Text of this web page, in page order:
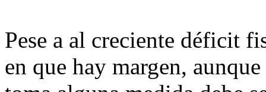
Pese a al creciente déficit
en que hay margen,